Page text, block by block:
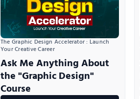
The Graphic Design Accelerator : Launch
Your Creative Career
Ask Me Anything About
the "Graphic Design"
Course